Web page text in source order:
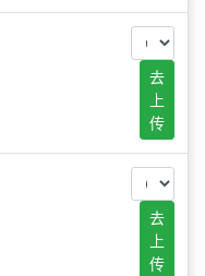
去
上
传
去
上
传